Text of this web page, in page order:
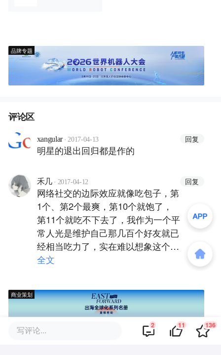
品牌专题
评论区
xangular · 2017-04-13 回复
明星的退出回归都是作的
禾几 · 2017-04-12 回复
网络社交的边际效应就像吃包子，第
1个、第2个最爽，第10个就饱了，
第11个就吃不下去了，我作为一个平
常人光是维护自己那几百个好友就已
经相当吃力了，实在难以想象这个数
字乘以一个五位六位数甚至更多
的美好当成一种持久的象征，而当现
实与虚拟（或者说是我们所期望发生
的）的巨大落差真实地呈现在我们面
前，我们大声感叹：“这不是我想要
全文
商业策划
写评论... 2 11 136